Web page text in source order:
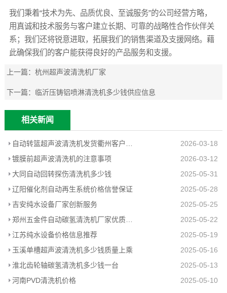
我们秉着“技术为先、品质优良、至诚服务”的公司经营方略，
用真诚和技术服务与客户建立长期、可靠的战略性合作伙伴关
系；我们还将锐意进取，拓展我们的销售渠道及支援网络。藉
此确保我们的客户能获得良好的产品服务和支援。
上一篇：杭州超声波清洗机厂家
下一篇： 临沂压铸铝喷淋清洗机多少钱供应信息
相关新闻
2026-03-18
镀膜前超声波清洗机的注意事项
2026-03-12
大同自动回转探伤清洗机多少钱
2025-05-31
辽阳催化剂自动再生系统价格信誉保证
2025-05-28
吉安纯水设备厂家创新服务
2025-05-25
郑州五金件自动碳氢清洗机厂家优质推荐
2025-05-22
江苏纯水设备价格信息推荐
2025-05-19
玉溪单槽超声波清洗机多少钱质量上乘
2025-05-16
淮北齿轮轴碳氢清洗机多少钱一台
2025-05-13
河南PVD清洗机价格
2025-05-10